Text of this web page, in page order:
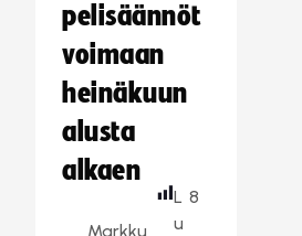
pelisäännöt
voimaan
heinäkuun
alusta
alkaen
Markku
L
u
8